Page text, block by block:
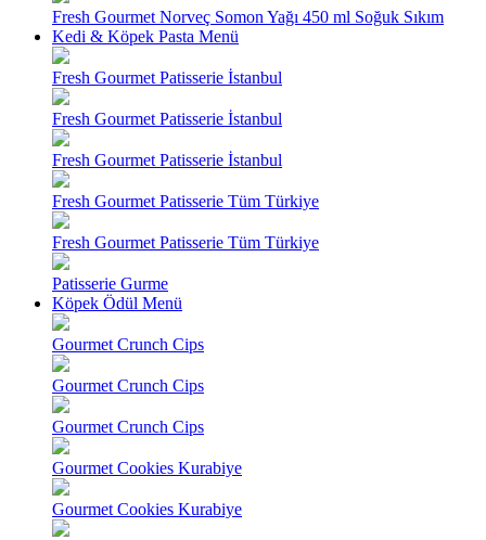
Fresh Gourmet Norveç Somon Yağı 450 ml Soğuk Sıkım
Kedi & Köpek Pasta Menü
Fresh Gourmet Patisserie İstanbul
Fresh Gourmet Patisserie İstanbul
Fresh Gourmet Patisserie İstanbul
Fresh Gourmet Patisserie Tüm Türkiye
Fresh Gourmet Patisserie Tüm Türkiye
Patisserie Gurme
Köpek Ödül Menü
Gourmet Crunch Cips
Gourmet Crunch Cips
Gourmet Crunch Cips
Gourmet Cookies Kurabiye
Gourmet Cookies Kurabiye